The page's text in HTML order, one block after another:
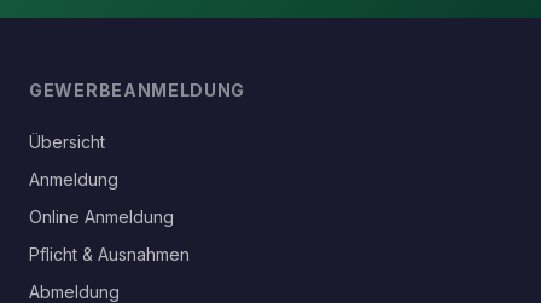
GEWERBEANMELDUNG
Übersicht
Anmeldung
Online Anmeldung
Pflicht & Ausnahmen
Abmeldung